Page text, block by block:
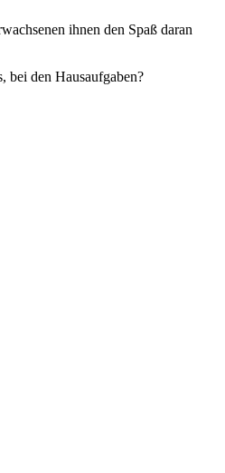
ihnen den Spaß daran
bei den Hausaufgaben?